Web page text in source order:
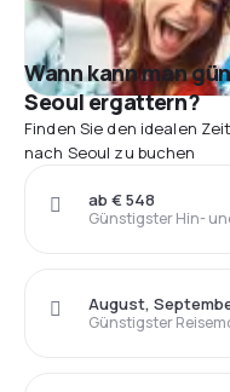
Wann kann man
Seoul ergattern?
Finden Sie den idealen
nach Seoul zu buchen
Günstigster Hin-
ab € 548
Günstigster
August,